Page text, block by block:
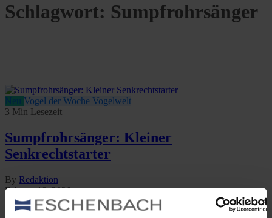
Schlagwort: Sumpfrohrsänger
Vogel der Woche Vogelwelt
3 Min Lesezeit
Sumpfrohrsänger: Kleiner
Senkrechtstarter
By Redaktion
Februar 18, 2026
Jetzt lesen